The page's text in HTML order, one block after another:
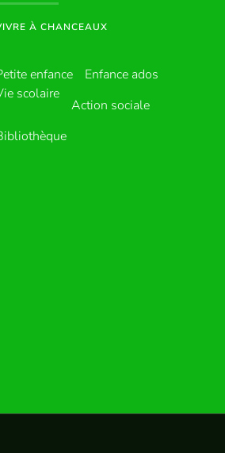
À CHANCEAUX
enfance
Enfance ados
scolaire
Action sociale